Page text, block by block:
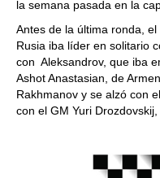
la semana pasada en la
Antes de la última ronda,
Rusia iba líder en solitario
con Aleksandrov, que iba
Ashot Anastasian, de
Rakhmanov y se alzó con
con el GM Yuri Drozdovskij,